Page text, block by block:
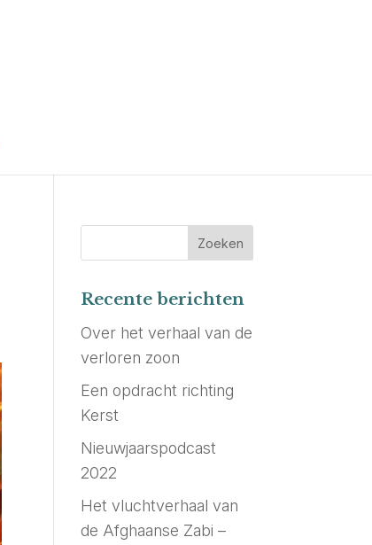
Recente berichten
Over het verhaal van de
verloren zoon
Een opdracht richting
Kerst
Nieuwjaarspodcast
2022
Het vluchtverhaal van
de Afghaanse Zabi –